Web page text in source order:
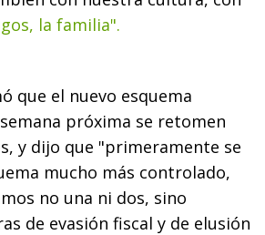
la familia".
que el nuevo esquema
próxima se retomen
y dijo que "primeramente se
mucho más controlado,
no una ni dos, sino
de evasión fiscal y de elusión